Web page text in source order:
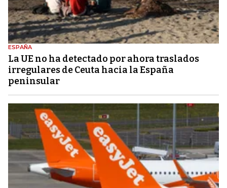
ESPAÑA
La UE no ha detectado por ahora traslados
irregulares de Ceuta hacia la España
peninsular